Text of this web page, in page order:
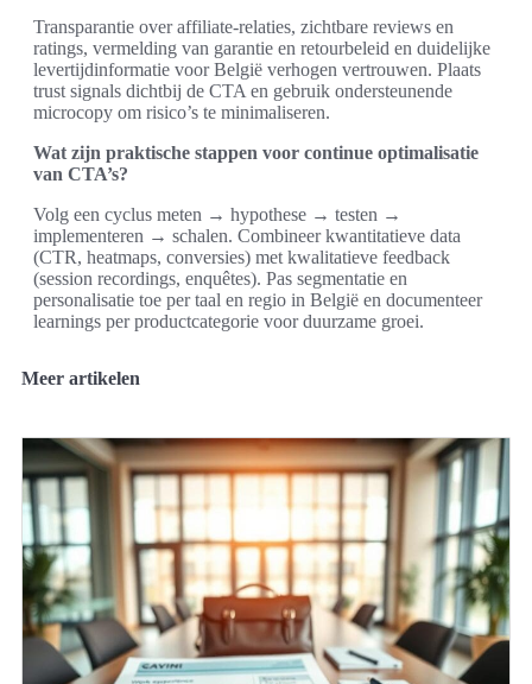
Transparantie over affiliate-relaties, zichtbare reviews en
ratings, vermelding van garantie en retourbeleid en duidelijke
levertijdinformatie voor België verhogen vertrouwen. Plaats
trust signals dichtbij de CTA en gebruik ondersteunende
microcopy om risico’s te minimaliseren.
Wat zijn praktische stappen voor continue optimalisatie
van CTA’s?
Volg een cyclus meten → hypothese → testen →
implementeren → schalen. Combineer kwantitatieve data
(CTR, heatmaps, conversies) met kwalitatieve feedback
(session recordings, enquêtes). Pas segmentatie en
personalisatie toe per taal en regio in België en documenteer
learnings per productcategorie voor duurzame groei.
Meer artikelen